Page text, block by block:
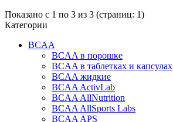
Показано с 1 по 3 из 3 (страниц: 1)
Категории
BCAA
BCAA в порошке
BCAA в таблетках и капсулах
BCAA жидкие
BCAA ActivLab
BCAA AllNutrition
BCAA AllSports Labs
BCAA APS